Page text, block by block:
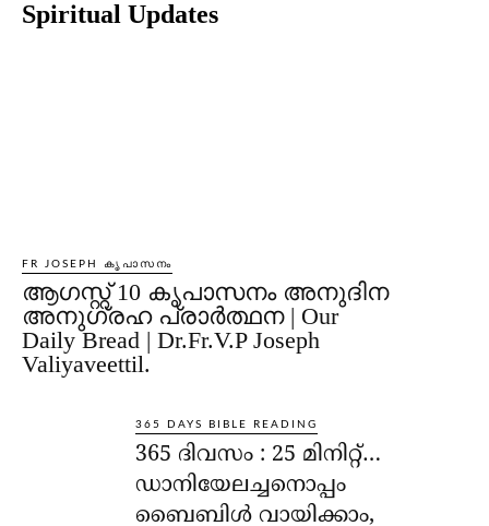
Spiritual Updates
FR JOSEPH കൃപാസനം
ആഗസ്റ്റ് 10 കൃപാസനം അനുദിന
അനുഗ്രഹ പ്രാർത്ഥന | Our
Daily Bread | Dr.Fr.V.P Joseph
Valiyaveettil.
365 DAYS BIBLE READING
365 ദിവസം : 25 മിനിറ്റ്…
ഡാനിയേലച്ചനൊപ്പം
ബൈബിൾ വായിക്കാം,